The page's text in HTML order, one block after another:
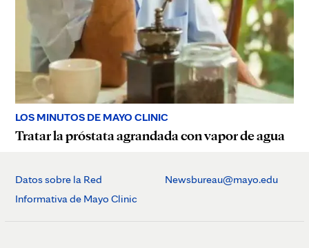
LOS MINUTOS DE MAYO CLINIC
Tratar la próstata agrandada con vapor de agua
Datos sobre la Red
Informativa de Mayo Clinic
Newsbureau@mayo.edu